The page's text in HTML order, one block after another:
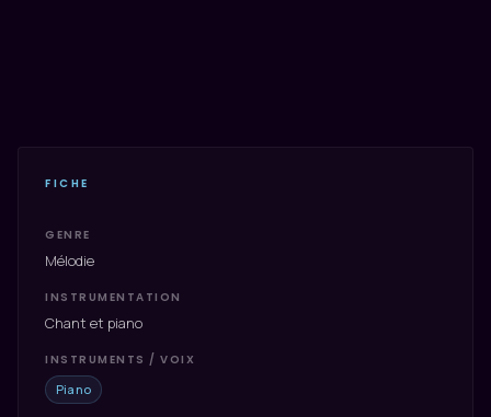
FICHE
GENRE
Mélodie
INSTRUMENTATION
Chant et piano
INSTRUMENTS / VOIX
Piano